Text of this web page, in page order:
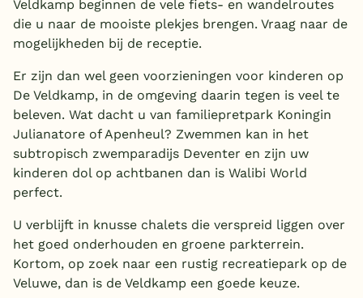
Veldkamp beginnen de vele fiets- en wandelroutes
die u naar de mooiste plekjes brengen. Vraag naar de
mogelijkheden bij de receptie.
Er zijn dan wel geen voorzieningen voor kinderen op
De Veldkamp, in de omgeving daarin tegen is veel te
beleven. Wat dacht u van familiepretpark Koningin
Julianatore of Apenheul? Zwemmen kan in het
subtropisch zwemparadijs Deventer en zijn uw
kinderen dol op achtbanen dan is Walibi World
perfect.
U verblijft in knusse chalets die verspreid liggen over
het goed onderhouden en groene parkterrein.
Kortom, op zoek naar een rustig recreatiepark op de
Veluwe, dan is de Veldkamp een goede keuze.